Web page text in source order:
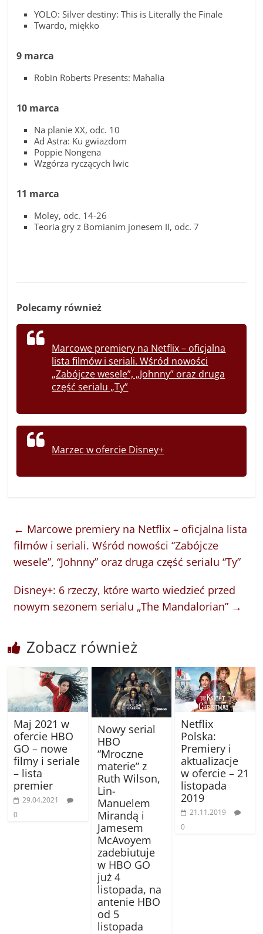
YOLO: Silver destiny: This is Literally the Finale
Twardo, miękko
9 marca
Robin Roberts Presents: Mahalia
10 marca
Na planie XX, odc. 10
Ad Astra: Ku gwiazdom
Poppie Nongena
Wzgórza ryczących lwic
11 marca
Moley, odc. 14-26
Teoria gry z Bomianim jonesem II, odc. 7
Polecamy również
Marcowe premiery na Netflix – oficjalna
lista filmów i seriali. Wśród nowości
„Zabójcze wesele”, „Johnny” oraz druga
część serialu „Ty”
Marzec w ofercie Disney+
← Marcowe premiery na Netflix – oficjalna lista
filmów i seriali. Wśród nowości “Zabójcze
wesele”, “Johnny” oraz druga część serialu “Ty”
Disney+: 6 rzeczy, które warto wiedzieć przed
nowym sezonem serialu „The Mandalorian” →
Zobacz również
Maj 2021 w
ofercie HBO
GO – nowe
filmy i seriale
– lista
premier
29.04.2021
0
Nowy serial
HBO
“Mroczne
materie” z
Ruth Wilson,
Lin-
Manuelem
Mirandą i
Jamesem
McAvoyem
zadebiutuje
w HBO GO
już 4
listopada, na
antenie HBO
od 5
listopada
Netflix
Polska:
Premiery i
aktualizacje
w ofercie – 21
listopada
2019
21.11.2019
0